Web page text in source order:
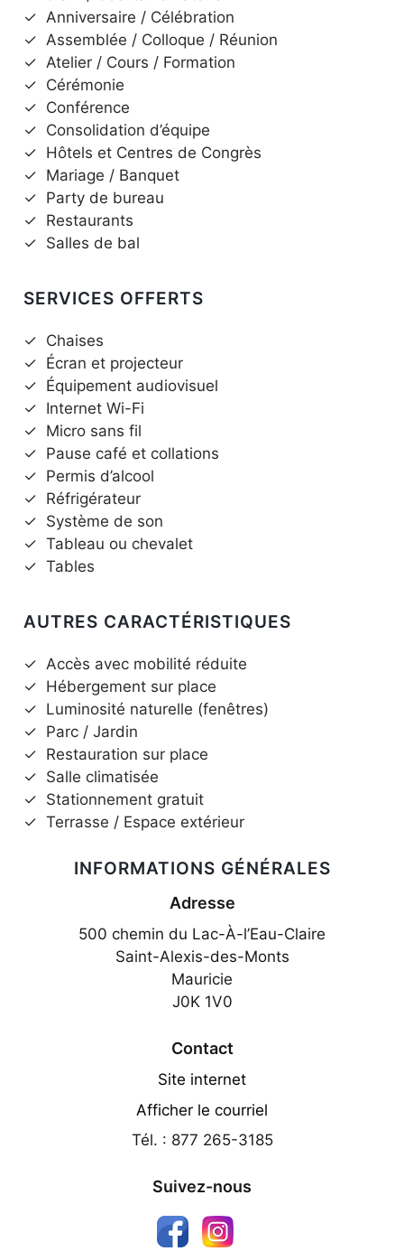
✓ Anniversaire / Célébration
✓ Assemblée / Colloque / Réunion
✓ Atelier / Cours / Formation
✓ Cérémonie
✓ Conférence
✓ Consolidation d’équipe
✓ Hôtels et Centres de Congrès
✓ Mariage / Banquet
✓ Party de bureau
✓ Restaurants
✓ Salles de bal
SERVICES OFFERTS
✓ Chaises
✓ Écran et projecteur
✓ Équipement audiovisuel
✓ Internet Wi-Fi
✓ Micro sans fil
✓ Pause café et collations
✓ Permis d’alcool
✓ Réfrigérateur
✓ Système de son
✓ Tableau ou chevalet
✓ Tables
AUTRES CARACTÉRISTIQUES
✓ Accès avec mobilité réduite
✓ Hébergement sur place
✓ Luminosité naturelle (fenêtres)
✓ Parc / Jardin
✓ Restauration sur place
✓ Salle climatisée
✓ Stationnement gratuit
✓ Terrasse / Espace extérieur
INFORMATIONS GÉNÉRALES
Adresse
500 chemin du Lac-À-l’Eau-Claire
Saint-Alexis-des-Monts
Mauricie
J0K 1V0
Contact
Site internet
Afficher le courriel
Tél. : 877 265-3185
Suivez-nous